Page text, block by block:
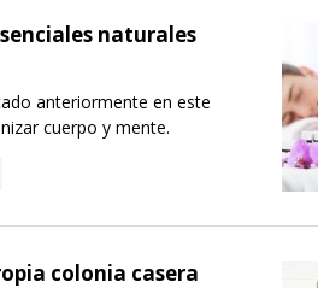
naturales
anteriormente en este
cuerpo y mente.
colonia casera